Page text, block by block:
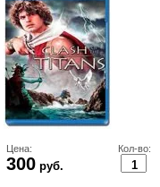
Цена:
300 руб.
Кол-во: